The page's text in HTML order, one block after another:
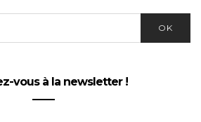
OK
vous à la newsletter !